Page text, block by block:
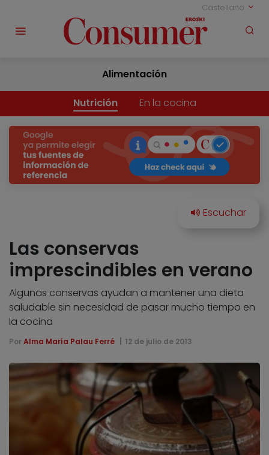
Castellano
Alimentación
Nutrición En la cocina
Las conservas
imprescindibles en verano
Algunas conservas ayudan a mantener una dieta
saludable sin necesidad de pasar mucho tiempo en
la cocina
Por Alma María Palau Ferré 12 de julio de 2013